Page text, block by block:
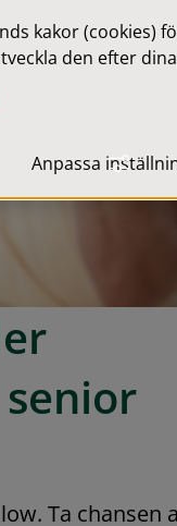
Ta chansen
kakor (cookies)
den efter
Anpassa